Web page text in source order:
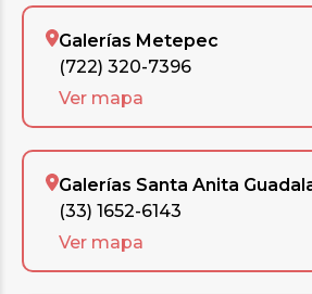
Galerías Metepec
(722) 320-7396
Ver mapa
Galerías Santa Anita
(33) 1652-6143
Ver mapa